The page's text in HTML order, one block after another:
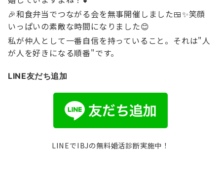
🎉和食弁当でつながる会を無事開催しました🍱✨笑顔
いっぱいの素敵な時間になりました😊
私が仲人として一番自信を持っていること。それは"人
が人を好きになる順番"です。
LINE友だち追加
LINEでIBJの無料婚活診断実施中！